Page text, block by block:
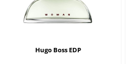
Hugo Boss EDP